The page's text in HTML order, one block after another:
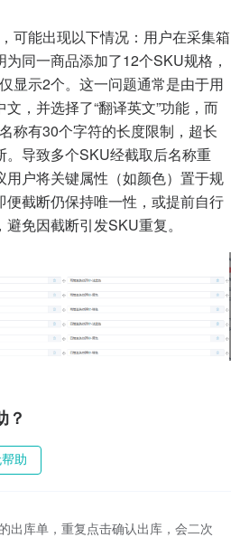
可能出现以下情况：用户在采集箱
同一商品添加了12个SKU规格，
显示2个。这一问题通常是由于用
，并选择了“翻译英文”功能，而
称有30个字符的长度限制，超长
。导致多个SKU经截取后名称重
用户将关键属性（如颜色）置于规
便截断仍保持唯一性，或提前自行
免因截断引发SKU重复。
？
助
出库单，重复点击确认出库，会二次